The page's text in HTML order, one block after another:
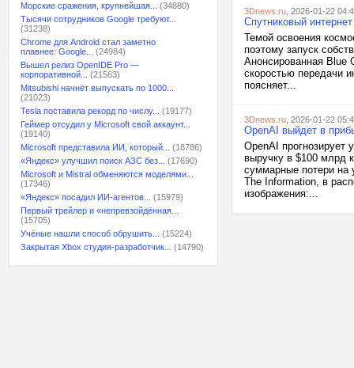
Морские сражения, крупнейшая...
(34880)
Тысячи сотрудников Google требуют...
(31238)
Chrome для Android стал заметно
плавнее: Google...
(24984)
Вышел релиз OpenIDE Pro —
корпоративной...
(21563)
Mitsubishi начнёт выпускать по 1000...
(21023)
Tesla поставила рекорд по числу...
(19177)
Геймер отсудил у Microsoft свой аккаунт...
(19140)
Microsoft представила ИИ, который...
(18786)
«Яндекс» улучшил поиск АЗС без...
(17690)
Microsoft и Mistral обменяются моделями...
(17346)
«Яндекс» посадил ИИ-агентов...
(15979)
Первый трейлер и «непревзойдённая...
(15705)
Учёные нашли способ обрушить...
(15224)
Закрытая Xbox студия-разработчик...
(14790)
3Dnews.ru , 2026-01-22
Спутниковый
Темой освоения
поэтому запуск
Анонсированная Blue
скоростью передачи
поясняет...
3Dnews.ru , 2026-01-22
OpenAI выйдет в
OpenAI прогнозирует
выручку в $100 млрд
суммарные потери на
The Information, в
изображения:...